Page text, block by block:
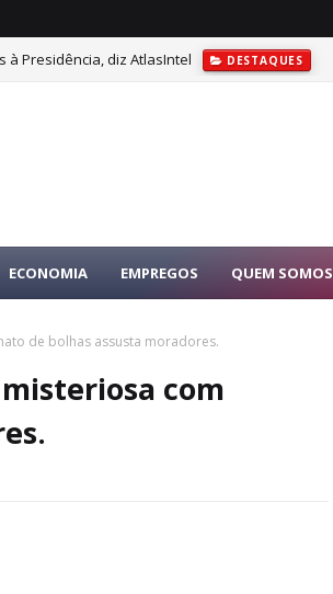
à Presidência, diz AtlasIntel DESTAQUES
ECONOMIA EMPREGOS QUEM SOMOS
de bolhas assusta moradores.
com